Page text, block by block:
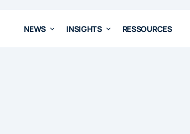
NEWS INSIGHTS RESSOURCES